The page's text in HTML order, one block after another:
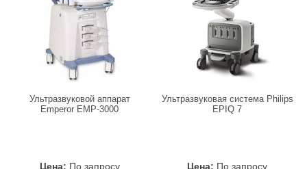
Ультразвуковой аппарат
Emperor EMP-3000
Цена: По запросу
Ультразвуковая система Philips
EPIQ 7
Цена: По запросу